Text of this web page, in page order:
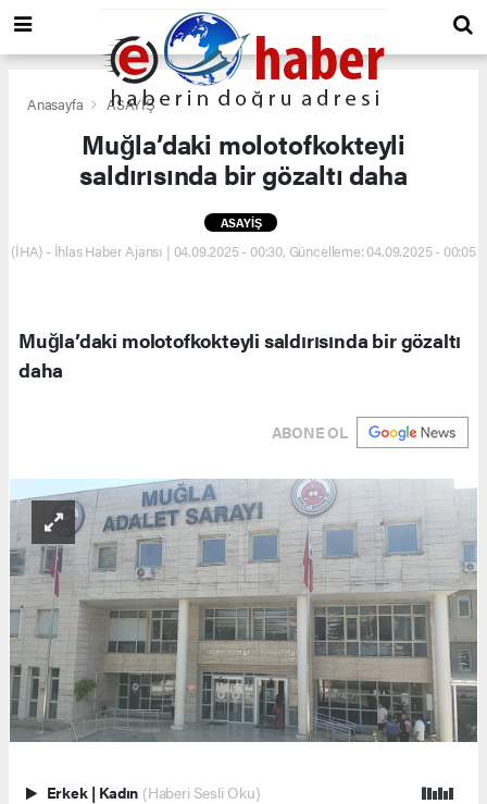
Anasayfa ASAYİŞ
Muğla’daki molotofkokteyli
saldırısında bir gözaltı daha
ASAYİŞ
(İHA) - İhlas Haber Ajansı | 04.09.2025 - 00:30, Güncelleme: 04.09.2025 - 00:05
Muğla’daki molotofkokteyli saldırısında bir gözaltı
daha
ABONE OL
Erkek | Kadın (Haberi Sesli Oku)